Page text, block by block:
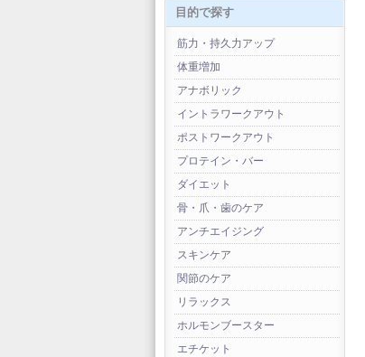
目的で探す
筋力・持久力アップ
体重増加
アナボリック
イントラワークアウト
ポストワークアウト
プロテイン・バー
ダイエット
骨・爪・歯のケア
アンチエイジング
スキンケア
関節のケア
リラックス
ホルモンブースター
エチケット